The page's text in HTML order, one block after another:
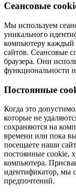
Сеансовые
Мы используем
уникального
компьютеру каждый
сайтов. Сеансовые
браузера. Они
функциональности
Постоянные
Когда это
которые не
сохраняются на
времени или пока
посещаете наши
постоянные cookie,
компьютера.
идентификатор, мы
предпочтений.